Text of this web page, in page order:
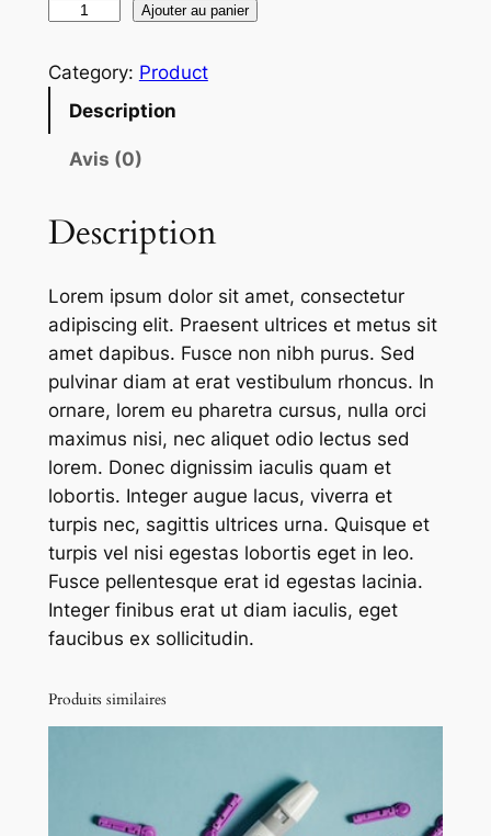
a
d
D
o
c
t
o
r
E
q
u
i
p
m
e
t
Ajouter au panier
Category: Product
Description
Avis (0)
Description
Lorem ipsum dolor sit amet, consectetur
adipiscing elit. Praesent ultrices et metus sit
amet dapibus. Fusce non nibh purus. Sed
pulvinar diam at erat vestibulum rhoncus. In
ornare, lorem eu pharetra cursus, nulla orci
maximus nisi, nec aliquet odio lectus sed
lorem. Donec dignissim iaculis quam et
lobortis. Integer augue lacus, viverra et
turpis nec, sagittis ultrices urna. Quisque et
turpis vel nisi egestas lobortis eget in leo.
Fusce pellentesque erat id egestas lacinia.
Integer finibus erat ut diam iaculis, eget
faucibus ex sollicitudin.
Produits similaires